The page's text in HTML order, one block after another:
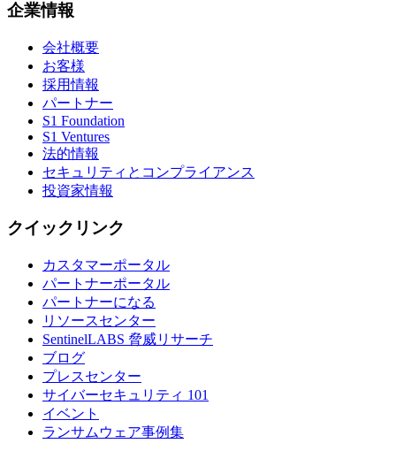
企業情報
会社概要
お客様
採用情報
パートナー
S1 Foundation
S1 Ventures
法的情報
セキュリティとコンプライアンス
投資家情報
クイックリンク
カスタマーポータル
パートナーポータル
パートナーになる
リソースセンター
SentinelLABS 脅威リサーチ
ブログ
プレスセンター
サイバーセキュリティ 101
イベント
ランサムウェア事例集